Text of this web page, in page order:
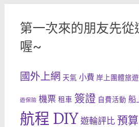
第一次來的朋友先從
喔~
國外上網 天氣 小費 岸上團體旅遊
遊保險 機票 租車 簽證 自費活動 船
航程 DIY遊輪評比預算